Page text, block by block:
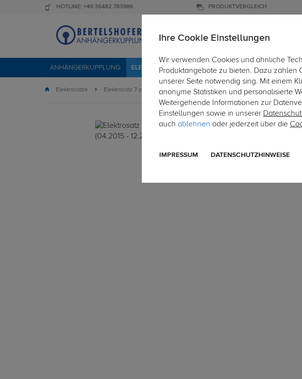
HOTLINE: +49 36482 783986 PRODUKTVERGLEICH
ANHÄNGERKUPPLUNG ELEKTROSÄTZE DACHTRÄGER DACHBOXEN
Elektrosätze Elektrosatz 7-polig
Ihre Cookie Einstellungen
Wir verwenden Cookies und ähnliche
Produktangebote zu bieten. Dazu zählen
unserer Seite notwendig sing. Mit einem
anonyme Statistiken und personalisierte
Weitergehende Informationen zur
Einstellungen sowie in unserer
auch ablehnen oder jederzeit über die
IMPRESSUM DATENSCHUTZHINWEISE